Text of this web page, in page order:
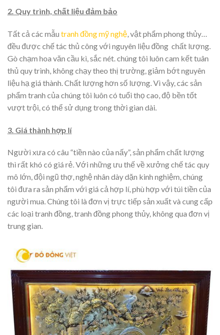
2. Quy trình, chất liệu đảm bảo
Tất cả các mẫu tranh đồng mỹ nghệ, vật phẩm phong thủy…
đều được chế tác thủ công với nguyên liệu đồng chất lượng.
Gò chạm hoa văn cầu kì, sắc nét. chúng tôi luôn cam kết tuân
thủ quy trình, không chạy theo thị trường, giảm bớt nguyên
liệu hạ giá thành. Chất lượng hơn số lượng. Vì vậy, các sản
phẩm tranh của chúng tôi luôn có tuổi thọ cao, độ bền tốt
vượt trội, có thể sử dụng trong thời gian dài.
3. Giá thành hợp lí
Người xưa có câu “tiền nào của nấy”, sản phẩm chất lượng
thì rất khó có giá rẻ. Với những ưu thế về xưởng chế tác quy
mô lớn, đội ngũ thợ, nghệ nhân dày dặn kinh nghiệm, chúng
tôi đưa ra sản phẩm với giá cả hợp lí, phù hợp với túi tiền của
người mua. Chúng tôi là đơn vị trực tiếp sản xuất và cung cấp
các loại tranh đồng, tranh đồng phong thủy, không qua đơn vị
trung gian.